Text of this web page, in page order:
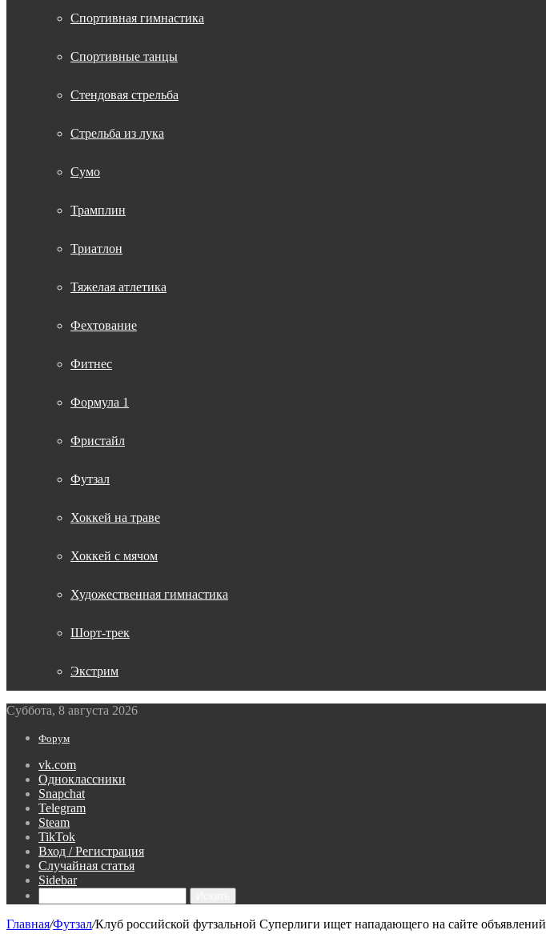
Спортивная гимнастика
Спортивные танцы
Стендовая стрельба
Стрельба из лука
Сумо
Трамплин
Триатлон
Тяжелая атлетика
Фехтование
Фитнес
Формула 1
Фристайл
Футзал
Хоккей на траве
Хоккей с мячом
Художественная гимнастика
Шорт-трек
Экстрим
Суббота, 8 августа 2026
Форум
vk.com
Одноклассники
Snapchat
Telegram
Steam
TikTok
Вход / Регистрация
Случайная статья
Sidebar
Главная/Футзал/Клуб российской футзальной Суперлиги ищет нападающего на сайте объявлений